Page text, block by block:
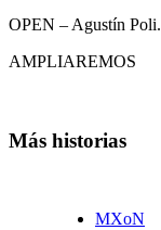
OPEN – Agustín Poli.
AMPLIAREMOS
Más historias
MXoN